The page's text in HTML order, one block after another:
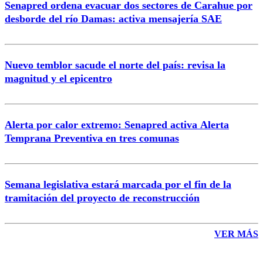
Correo
Senapred ordena evacuar dos sectores de Carahue por
desborde del río Damas: activa mensajería SAE
Nuevo temblor sacude el norte del país: revisa la
magnitud y el epicentro
Alerta por calor extremo: Senapred activa Alerta
Temprana Preventiva en tres comunas
Semana legislativa estará marcada por el fin de la
tramitación del proyecto de reconstrucción
VER MÁS